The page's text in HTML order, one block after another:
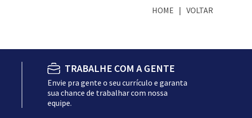
HOME VOLTAR
TRABALHE COM A GENTE
Envie pra gente o seu currículo e garanta
sua chance de trabalhar com nossa
equipe.